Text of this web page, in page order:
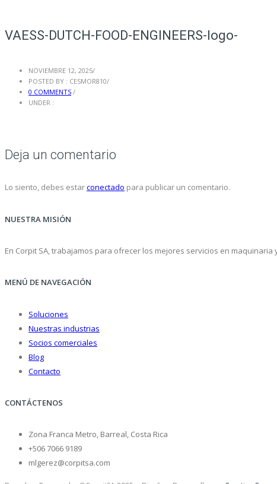
VAESS-DUTCH-FOOD-ENGINEERS-logo-
NOVIEMBRE 12, 2025/
POSTED BY : CESMOR810/
0 COMMENTS /
UNDER :
Deja un comentario
Lo siento, debes estarconectado para publicar un comentario.
NUESTRA MISIÓN
En Corpit SA, trabajamos para ofrecer los mejores servicios en
MENÚ DE NAVEGACIÓN
Soluciones
Nuestras industrias
Socios comerciales
Blog
Contacto
CONTÁCTENOS
Zona Franca Metro, Barreal, Costa Rica
+506 7066 9189
mlgerez@corpitsa.com